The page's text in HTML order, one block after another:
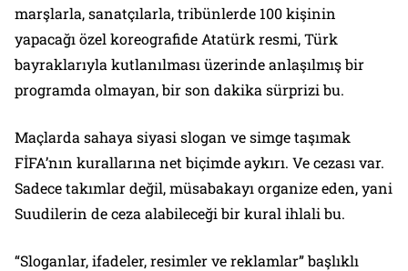
marşlarla, sanatçılarla, tribünlerde 100 kişinin
yapacağı özel koreografide Atatürk resmi, Türk
bayraklarıyla kutlanılması üzerinde anlaşılmış bir
programda olmayan, bir son dakika sürprizi bu.
Maçlarda sahaya siyasi slogan ve simge taşımak
FİFA’nın kurallarına net biçimde aykırı. Ve cezası var.
Sadece takımlar değil, müsabakayı organize eden, yani
Suudilerin de ceza alabileceği bir kural ihlali bu.
“Sloganlar, ifadeler, resimler ve reklamlar” başlıklı